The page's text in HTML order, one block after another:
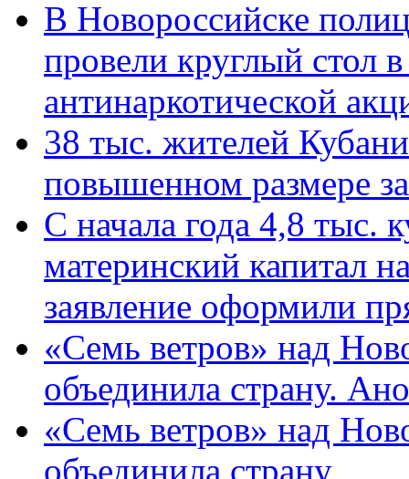
В Новороссийске
провели круглый стол
антинаркотической
38 тыс. жителей
повышенном размере
С начала года 4,8 тыс.
материнский капитал
заявление оформили
«Семь ветров» над
объединила страну.
«Семь ветров» над
объединила страну